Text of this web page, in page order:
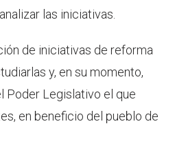
las iniciativas.
de iniciativas de reforma
y, en su momento,
Poder Legislativo el que
en beneficio del pueblo de